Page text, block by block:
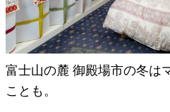
富士山の麓 御殿場市の冬は
ことも。